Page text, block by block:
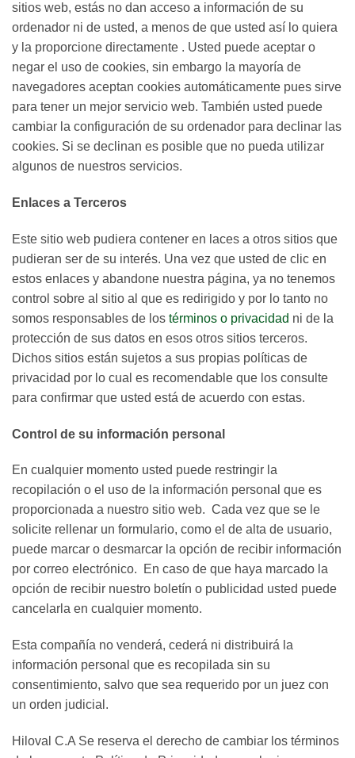
sitios web, estás no dan acceso a información de su
ordenador ni de usted, a menos de que usted así lo quiera
y la proporcione directamente . Usted puede aceptar o
negar el uso de cookies, sin embargo la mayoría de
navegadores aceptan cookies automáticamente pues sirve
para tener un mejor servicio web. También usted puede
cambiar la configuración de su ordenador para declinar las
cookies. Si se declinan es posible que no pueda utilizar
algunos de nuestros servicios.
Enlaces a Terceros
Este sitio web pudiera contener en laces a otros sitios que
pudieran ser de su interés. Una vez que usted de clic en
estos enlaces y abandone nuestra página, ya no tenemos
control sobre al sitio al que es redirigido y por lo tanto no
somos responsables de los términos o privacidad ni de la
protección de sus datos en esos otros sitios terceros.
Dichos sitios están sujetos a sus propias políticas de
privacidad por lo cual es recomendable que los consulte
para confirmar que usted está de acuerdo con estas.
Control de su información personal
En cualquier momento usted puede restringir la
recopilación o el uso de la información personal que es
proporcionada a nuestro sitio web. Cada vez que se le
solicite rellenar un formulario, como el de alta de usuario,
puede marcar o desmarcar la opción de recibir información
por correo electrónico. En caso de que haya marcado la
opción de recibir nuestro boletín o publicidad usted puede
cancelarla en cualquier momento.
Esta compañía no venderá, cederá ni distribuirá la
información personal que es recopilada sin su
consentimiento, salvo que sea requerido por un juez con
un orden judicial.
Hiloval C.A Se reserva el derecho de cambiar los términos